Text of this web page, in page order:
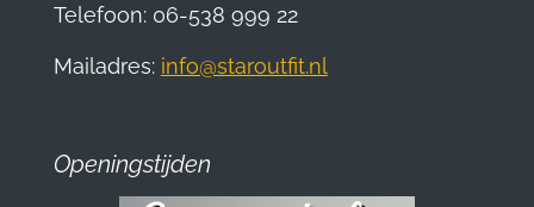
Telefoon: 06-538 999 22
Mailadres: info@staroutfit.nl
Openingstijden